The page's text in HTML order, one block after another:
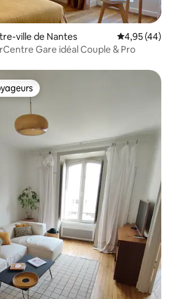
ville de Nantes Évaluation
4,95 (44)
Gare idéal Couple & Pro
les plus appréciés